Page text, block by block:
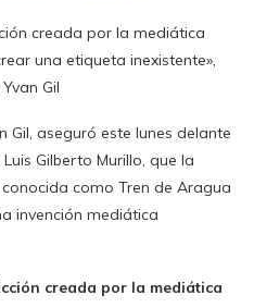
creada por la mediática
una etiqueta inexistente»,
Gil
Gil, aseguró este lunes delante
Gilberto Murillo, que la
como Tren de Aragua
invención mediática
creada por la mediática